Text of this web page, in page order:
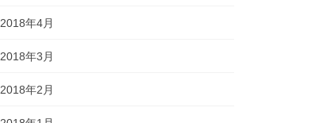
2018年4月
2018年3月
2018年2月